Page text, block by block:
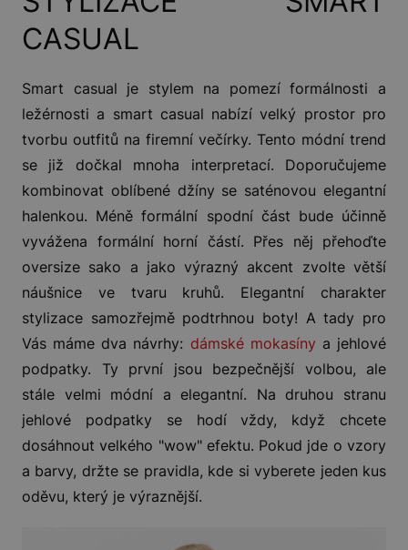
CASUAL
Smart casual je stylem na pomezí formálnosti a
ležérnosti a smart casual nabízí velký prostor pro
tvorbu outfitů na firemní večírky. Tento módní trend
se již dočkal mnoha interpretací. Doporučujeme
kombinovat oblíbené džíny se saténovou elegantní
halenkou. Méně formální spodní část bude účinně
vyvážena formální horní částí. Přes něj přehoďte
oversize sako a jako výrazný akcent zvolte větší
náušnice ve tvaru kruhů. Elegantní charakter
stylizace samozřejmě podtrhnou boty! A tady pro
Vás máme dva návrhy: dámské mokasíny a jehlové
podpatky. Ty první jsou bezpečnější volbou, ale
stále velmi módní a elegantní. Na druhou stranu
jehlové podpatky se hodí vždy, když chcete
dosáhnout velkého "wow" efektu. Pokud jde o vzory
a barvy, držte se pravidla, kde si vyberete jeden kus
oděvu, který je výraznější.